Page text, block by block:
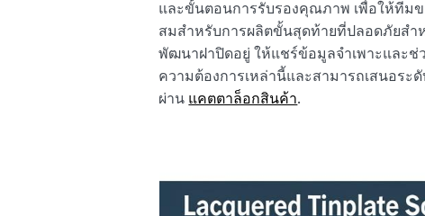
และขั้นตอนการรับรองคุณภาพ เพื่อให้ทีม
สมสำหรับการผลิตขั้นสุดท้ายที่ปลอดภัยส
พัฒนาฝาปิดอยู่ ให้แชร์ข้อมูลจำเพาะและช่
ความต้องการเหล่านี้และสามารถเสนอร
ผ่านแคตตาล็อกสินค้า.